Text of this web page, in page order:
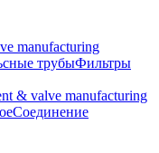
manufacturing
трубыФильтры
& valve manufacturing
Соединение